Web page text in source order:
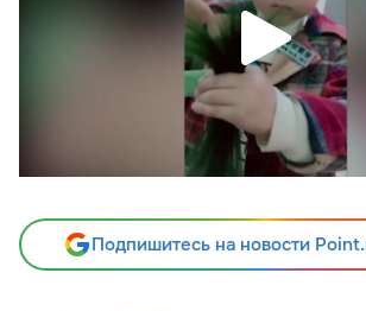
Подпишитесь на новости